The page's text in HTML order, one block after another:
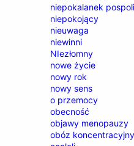
niepokalanek
niepokojący
nieuwaga
niewinni
NIezłomny
nowe życie
nowy rok
nowy sens
o przemocy
obecność
objawy menopauzy
obóz koncentracyjny